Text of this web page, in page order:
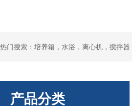
热门搜索：培养箱，水浴，离心机，搅拌
产品分类